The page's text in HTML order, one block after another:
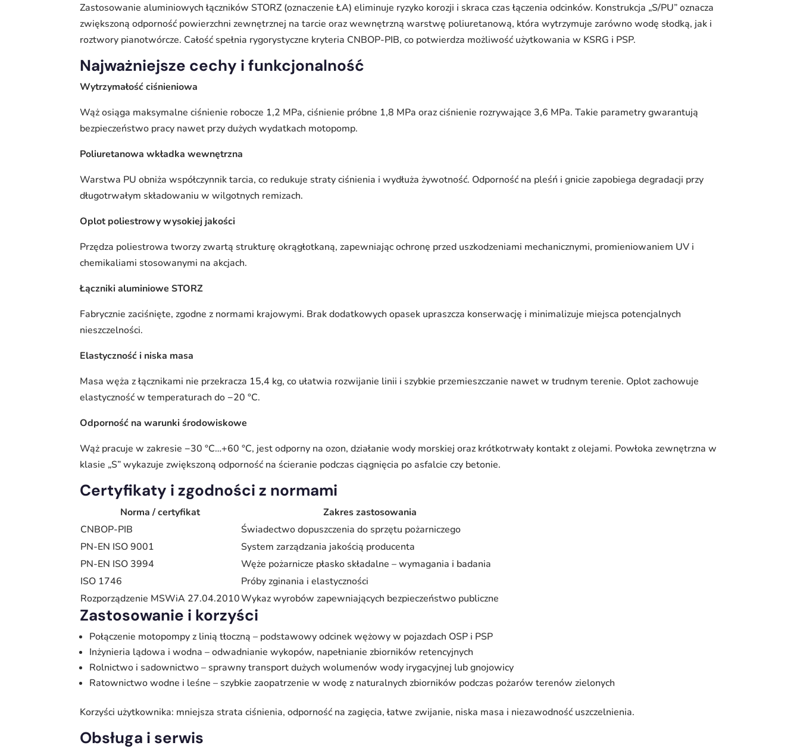
Zastosowanie aluminiowych łączników STORZ (oznaczenie ŁA) eliminuje ryzyko korozji i skraca czas łączenia odcinków. Konstrukcja „S/PU” oznacza
zwiększoną odporność powierzchni zewnętrznej na tarcie oraz wewnętrzną warstwę poliuretanową, która wytrzymuje zarówno wodę słodką, jak i
roztwory pianotwórcze. Całość spełnia rygorystyczne kryteria CNBOP-PIB, co potwierdza możliwość użytkowania w KSRG i PSP.
Najważniejsze cechy i funkcjonalność
Wytrzymałość ciśnieniowa
Wąż osiąga maksymalne ciśnienie robocze 1,2 MPa, ciśnienie próbne 1,8 MPa oraz ciśnienie rozrywające 3,6 MPa. Takie parametry gwarantują
bezpieczeństwo pracy nawet przy dużych wydatkach motopomp.
Poliuretanowa wkładka wewnętrzna
Warstwa PU obniża współczynnik tarcia, co redukuje straty ciśnienia i wydłuża żywotność. Odporność na pleśń i gnicie zapobiega degradacji przy
długotrwałym składowaniu w wilgotnych remizach.
Oplot poliestrowy wysokiej jakości
Przędza poliestrowa tworzy zwartą strukturę okrągłotkaną, zapewniając ochronę przed uszkodzeniami mechanicznymi, promieniowaniem UV i
chemikaliami stosowanymi na akcjach.
Łączniki aluminiowe STORZ
Fabrycznie zaciśnięte, zgodne z normami krajowymi. Brak dodatkowych opasek upraszcza konserwację i minimalizuje miejsca potencjalnych
nieszczelności.
Elastyczność i niska masa
Masa węża z łącznikami nie przekracza 15,4 kg, co ułatwia rozwijanie linii i szybkie przemieszczanie nawet w trudnym terenie. Oplot zachowuje
elastyczność w temperaturach do −20 °C.
Odporność na warunki środowiskowe
Wąż pracuje w zakresie −30 °C…+60 °C, jest odporny na ozon, działanie wody morskiej oraz krótkotrwały kontakt z olejami. Powłoka zewnętrzna w
klasie „S” wykazuje zwiększoną odporność na ścieranie podczas ciągnięcia po asfalcie czy betonie.
Certyfikaty i zgodności z normami
Norma / certyfikat
Zakres zastosowania
CNBOP-PIB
Świadectwo dopuszczenia do sprzętu pożarniczego
PN-EN ISO 9001
System zarządzania jakością producenta
PN-EN ISO 3994
Węże pożarnicze płasko składalne – wymagania i badania
ISO 1746
Próby zginania i elastyczności
Rozporządzenie MSWiA 27.04.2010Wykaz wyrobów zapewniających bezpieczeństwo publiczne
Zastosowanie i korzyści
Połączenie motopompy z linią tłoczną – podstawowy odcinek wężowy w pojazdach OSP i PSP
Inżynieria lądowa i wodna – odwadnianie wykopów, napełnianie zbiorników retencyjnych
Rolnictwo i sadownictwo – sprawny transport dużych wolumenów wody irygacyjnej lub gnojowicy
Ratownictwo wodne i leśne – szybkie zaopatrzenie w wodę z naturalnych zbiorników podczas pożarów terenów zielonych
Korzyści użytkownika: mniejsza strata ciśnienia, odporność na zagięcia, łatwe zwijanie, niska masa i niezawodność uszczelnienia.
Obsługa i serwis